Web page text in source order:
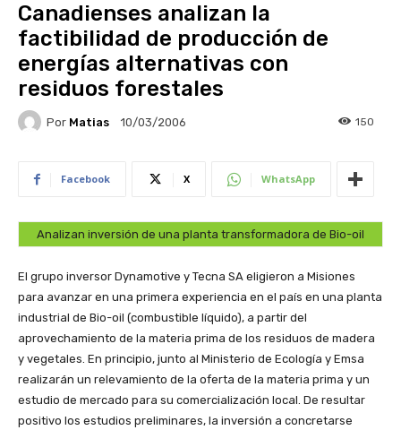
Canadienses analizan la
factibilidad de producción de
energías alternativas con
residuos forestales
Por Matias 10/03/2006 150
Facebook X WhatsApp
Analizan inversión de una planta transformadora de Bio-oil
El grupo inversor Dynamotive y Tecna SA eligieron a Misiones
para avanzar en una primera experiencia en el país en una planta
industrial de Bio-oil (combustible líquido), a partir del
aprovechamiento de la materia prima de los residuos de madera
y vegetales. En principio, junto al Ministerio de Ecología y Emsa
realizarán un relevamiento de la oferta de la materia prima y un
estudio de mercado para su comercialización local. De resultar
positivo los estudios preliminares, la inversión a concretarse